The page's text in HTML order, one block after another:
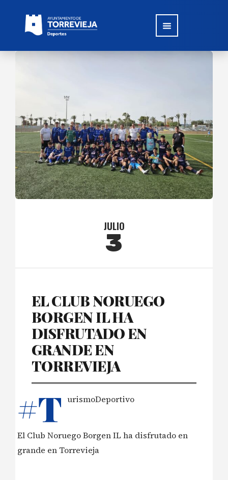
JULIO
3
EL CLUB NORUEGO
BORGEN IL HA
DISFRUTADO EN
GRANDE EN
TORREVIEJA
#T urismoDeportivo
El Club Noruego Borgen IL ha disfrutado en
grande en Torrevieja